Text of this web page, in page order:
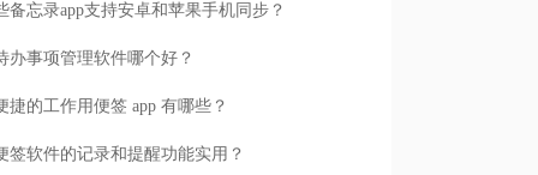
备忘录app支持安卓和苹果手机同步？
办事项管理软件哪个好？
捷的工作用便签 app 有哪些？
签软件的记录和提醒功能实用？